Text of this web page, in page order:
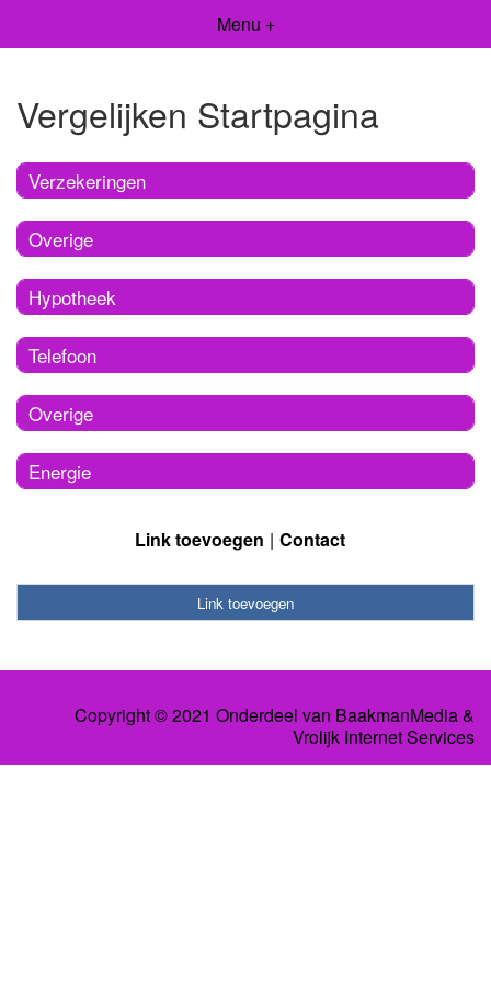
Menu +
Vergelijken Startpagina
Verzekeringen
Overige
Hypotheek
Telefoon
Overige
Energie
Link toevoegen Contact
Link toevoegen
Copyright © 2021 Onderdeel van BaakmanMedia&
Vrolijk Internet Services